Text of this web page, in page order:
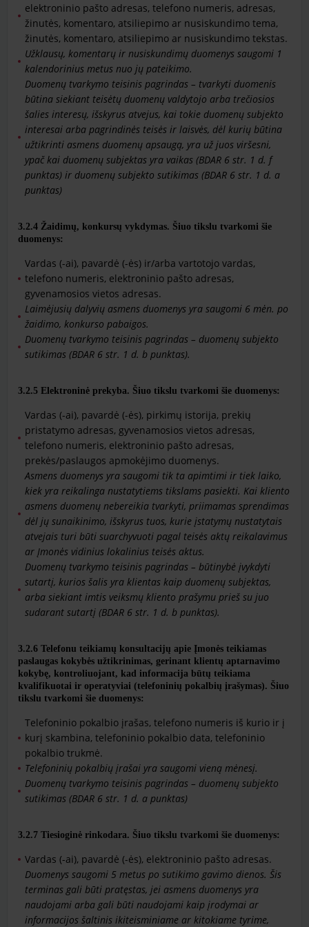
elektroninio pašto adresas, telefono numeris, adresas,
žinutės, komentaro, atsiliepimo ar nusiskundimo tema,
žinutės, komentaro, atsiliepimo ar nusiskundimo tekstas.
Užklausų, komentarų ir nusiskundimų duomenys saugomi 1
kalendorinius metus nuo jų pateikimo.
Duomenų tvarkymo teisinis pagrindas – tvarkyti duomenis
būtina siekiant teisėtų duomenų valdytojo arba trečiosios
šalies interesų, išskyrus atvejus, kai tokie duomenų subjekto
interesai arba pagrindinės teisės ir laisvės, dėl kurių būtina
užtikrinti asmens duomenų apsaugą, yra už juos viršesni,
ypač kai duomenų subjektas yra vaikas (BDAR 6 str. 1 d. f
punktas) ir duomenų subjekto sutikimas (BDAR 6 str. 1 d. a
punktas)
3.2.4 Žaidimų, konkursų vykdymas. Šiuo tikslu tvarkomi šie
duomenys:
Vardas (-ai), pavardė (-ės) ir/arba vartotojo vardas,
telefono numeris, elektroninio pašto adresas,
gyvenamosios vietos adresas.
Laimėjusių dalyvių asmens duomenys yra saugomi 6 mėn. po
žaidimo, konkurso pabaigos.
Duomenų tvarkymo teisinis pagrindas – duomenų subjekto
sutikimas (BDAR 6 str. 1 d. b punktas).
3.2.5 Elektroninė prekyba. Šiuo tikslu tvarkomi šie duomenys:
Vardas (-ai), pavardė (-ės), pirkimų istorija, prekių
pristatymo adresas, gyvenamosios vietos adresas,
telefono numeris, elektroninio pašto adresas,
prekės/paslaugos apmokėjimo duomenys.
Asmens duomenys yra saugomi tik ta apimtimi ir tiek laiko,
kiek yra reikalinga nustatytiems tikslams pasiekti. Kai kliento
asmens duomenų nebereikia tvarkyti, priimamas sprendimas
dėl jų sunaikinimo, išskyrus tuos, kurie įstatymų nustatytais
atvejais turi būti suarchyvuoti pagal teisės aktų reikalavimus
ar Įmonės vidinius lokalinius teisės aktus.
Duomenų tvarkymo teisinis pagrindas – būtinybė įvykdyti
sutartį, kurios šalis yra klientas kaip duomenų subjektas,
arba siekiant imtis veiksmų kliento prašymu prieš su juo
sudarant sutartį (BDAR 6 str. 1 d. b punktas).
​​​​​​​3.2.6 Telefonu teikiamų konsultacijų apie Įmonės teikiamas
paslaugas kokybės užtikrinimas, gerinant klientų aptarnavimo
kokybę, kontroliuojant, kad informacija būtų teikiama
kvalifikuotai ir operatyviai (telefoninių pokalbių įrašymas). Šiuo
tikslu tvarkomi šie duomenys:
Telefoninio pokalbio įrašas, telefono numeris iš kurio ir į
kurį skambina, telefoninio pokalbio data, telefoninio
pokalbio trukmė.
Telefoninių pokalbių įrašai yra saugomi vieną mėnesį.
Duomenų tvarkymo teisinis pagrindas – duomenų subjekto
sutikimas (BDAR 6 str. 1 d. a punktas)
​​​​​​​​​​​​​​3.2.7 Tiesioginė rinkodara. Šiuo tikslu tvarkomi šie duomenys:
Vardas (-ai), pavardė (-ės), elektroninio pašto adresas.
Duomenys saugomi 5 metus po sutikimo gavimo dienos. Šis
terminas gali būti pratęstas, jei asmens duomenys yra
naudojami arba gali būti naudojami kaip įrodymai ar
informacijos šaltinis ikiteisminiame ar kitokiame tyrime,